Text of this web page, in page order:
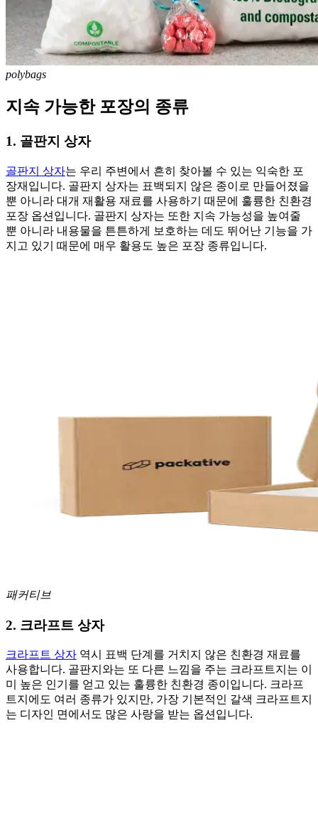
polybags
지속 가능한 포장의 종류
1. 골판지 상자
골판지 상자는 우리 주변에서 흔히 찾아볼 수 있는 익숙한 포
장재입니다. 골판지 상자는 표백되지 않은 종이로 만들어졌을
뿐 아니라 대개 재활용 재료를 사용하기 때문에 훌륭한 친환경
포장 옵션입니다. 골판지 상자는 또한 지속 가능성을 높여줄
뿐 아니라 내용물을 튼튼하게 보호하는 데도 뛰어난 기능을 가
지고 있기 때문에 매우 활용도 높은 포장 종류입니다.
패커티브
2. 크라프트 상자
크라프트 상자 역시 표백 단계를 거치지 않은 친환경 재료를
사용합니다. 골판지와는 또 다른 느낌을 주는 크라프트지는 이
미 높은 인기를 얻고 있는 훌륭한 친환경 종이입니다. 크라프
트지에도 여러 종류가 있지만, 가장 기본적인 갈색 크라프트지
는 디자인 면에서도 많은 사랑을 받는 옵션입니다.